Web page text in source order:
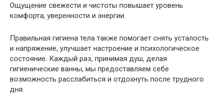
Ощущение свежести и чистоты повышает уровень
комфорта, уверенности и энергии.
Правильная гигиена тела также помогает снять усталость
и напряжение, улучшает настроение и психологическое
состояние. Каждый раз, принимая душ, делая
гигиенические ванны, мы предоставляем себе
возможность расслабиться и отдохнуть после трудного
дня.